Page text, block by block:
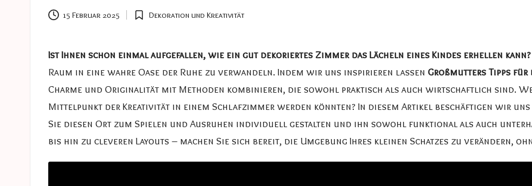
e
a
s
t
u
c
15 Februar 2025
Posted
Dekoration und Kreativität
Ist Ihnen schon einmal aufgefallen, wie ein gut dekoriertes Zimmer das Lächeln eines Kindes erhellen kann?
Raum in eine wahre Oase der Ruhe zu verwandeln. Indem wir uns inspirieren lassen Großmutters Tipps für
Charme und Originalität mit Methoden kombinieren, die sowohl praktisch als auch wirtschaftlich sind.
Mittelpunkt der Kreativität in einem Schlafzimmer werden könnten? In diesem Artikel beschäftigen wir
Sie diesen Ort zum Spielen und Ausruhen individuell gestalten und ihn sowohl funktional als auch
bis hin zu cleveren Layouts – machen Sie sich bereit, die Umgebung Ihres kleinen Schatzes zu verändern,